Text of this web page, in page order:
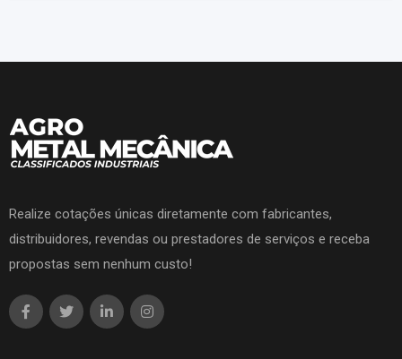
Realize cotações únicas diretamente com fabricantes,
distribuidores, revendas ou prestadores de serviços e receba
propostas sem nenhum custo!